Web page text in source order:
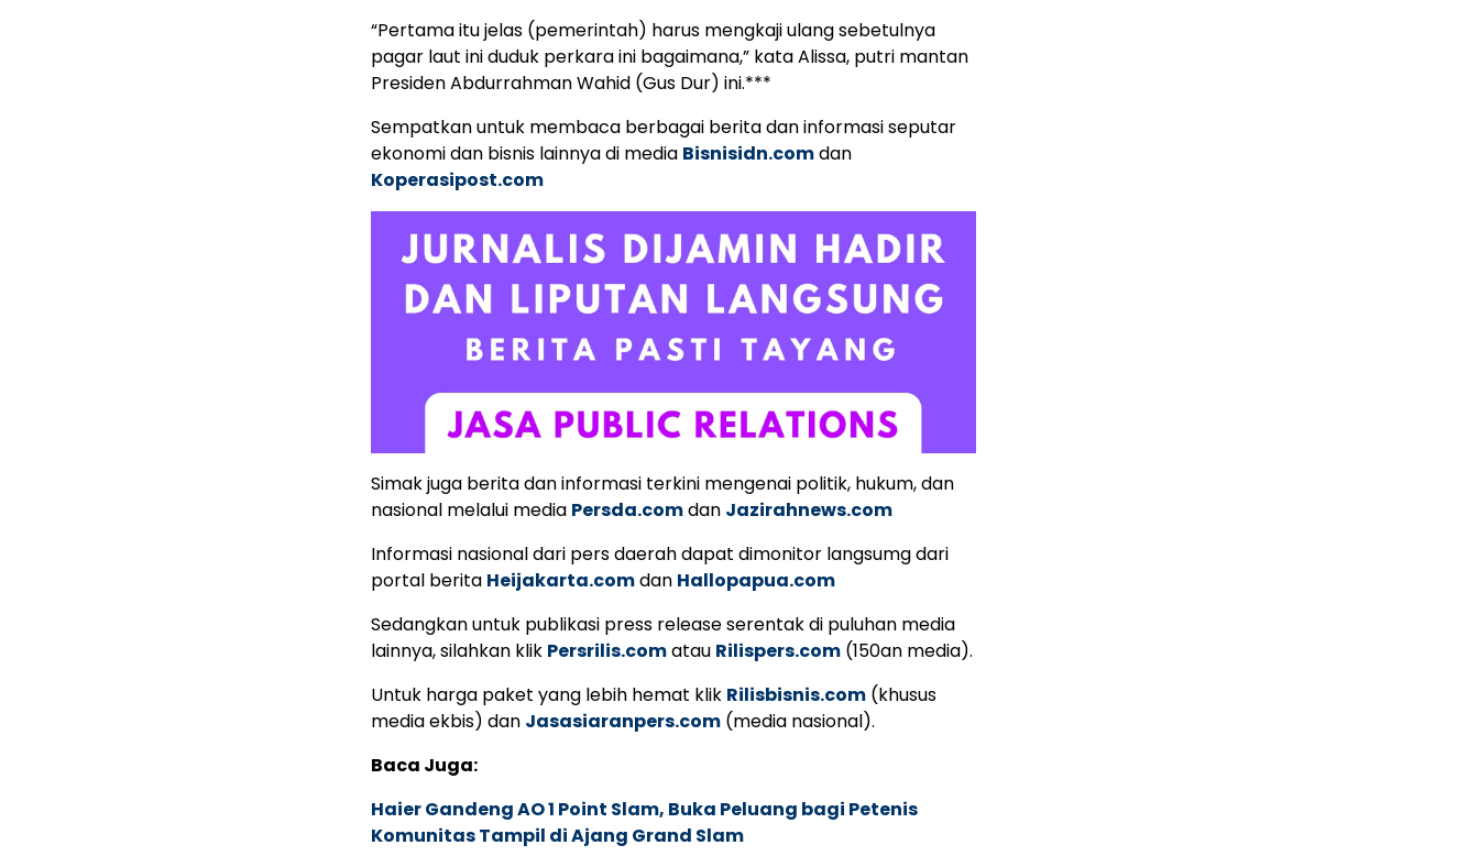
“Pertama itu jelas (pemerintah) harus mengkaji ulang sebetulnya
pagar laut ini duduk perkara ini bagaimana,” kata Alissa, putri mantan
Presiden Abdurrahman Wahid (Gus Dur) ini.***
Sempatkan untuk membaca berbagai berita dan informasi seputar
ekonomi dan bisnis lainnya di media Bisnisidn.comdan
Koperasipost.com
Simak juga berita dan informasi terkini mengenai politik, hukum, dan
nasional melalui media Persda.comdan Jazirahnews.com
Informasi nasional dari pers daerah dapat dimonitor langsumg dari
portal berita Heijakarta.comdan Hallopapua.com
Sedangkan untuk publikasi press release serentak di puluhan media
lainnya, silahkan klik Persrilis.comatau Rilispers.com (150an media).
Untuk harga paket yang lebih hemat klik Rilisbisnis.com (khusus
media ekbis) dan Jasasiaranpers.com (media nasional).
Baca Juga:
Haier Gandeng AO 1 Point Slam, Buka Peluang bagi Petenis
Komunitas Tampil di Ajang Grand Slam